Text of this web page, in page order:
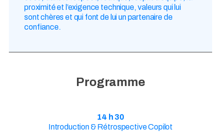
proximité et l’exigence technique, valeurs qui lui
sont chères et qui font de lui un partenaire de
confiance.
Programme
14 h 30
Introduction & Rétrospective Copilot